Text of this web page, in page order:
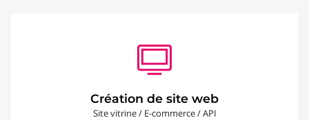
Création de site web
Site vitrine / E-commerce / API